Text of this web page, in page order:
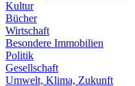
Kultur
Bücher
Wirtschaft
Besondere Immobilien
Politik
Gesellschaft
Umwelt, Klima, Zukunft